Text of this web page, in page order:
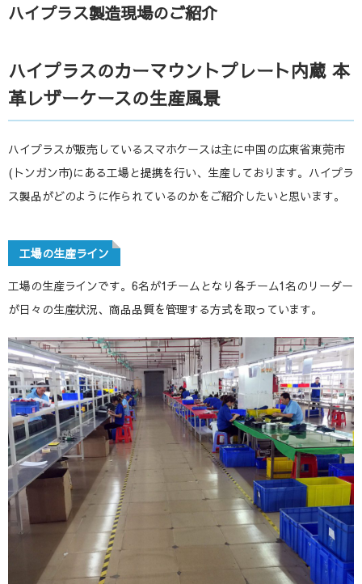
ハイプラス製造現場のご紹介
ハイプラスのカーマウントプレート内蔵 本
革レザーケースの生産風景
ハイプラスが販売しているスマホケースは主に中国の広東省東莞市
(トンガン市)にある工場と提携を行い、生産しております。ハイプラ
ス製品がどのように作られているのかをご紹介したいと思います。
工場の生産ライン
工場の生産ラインです。6名が1チームとなり各チーム1名のリーダー
が日々の生産状況、商品品質を管理する方式を取っています。